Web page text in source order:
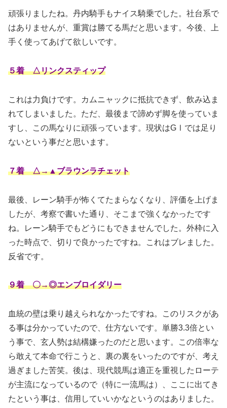
頑張りましたね。丹内騎手もナイス騎乗でした。社台系で
はありませんが、重賞は勝てる馬だと思います。今後、上
手く使ってあげて欲しいです。
５着 △リンクスティップ
これは力負けです。カムニャックに抵抗できず、飲み込ま
れてしまいました。ただ、最後まで諦めず脚を使っていま
すし、この馬なりに頑張っています。現状はGⅠでは足り
ないという事だと思います。
７着 △→▲ブラウンラチェット
最後、レーン騎手が怖くてたまらなくなり、評価を上げま
したが、考察で書いた通り、そこまで強くなかったです
ね。レーン騎手でもどうにもできませんでした。外枠に入
った時点で、切りで良かったですね。これはブレました。
反省です。
９着 〇→◎エンブロイダリー
血統の壁は乗り越えられなかったですね。このリスクがあ
る事は分かっていたので、仕方ないです。単勝3.3倍とい
う事で、玄人勢は結構嫌ったのだと思います。この倍率な
ら敢えて本命で行こうと、裏の裏をいったのですが、考え
過ぎました苦笑。後は、現代競馬は適正を重視したローテ
が主流になっているので（特に一流馬は）、ここに出てき
たという事は、信用していいかなというのはありました。